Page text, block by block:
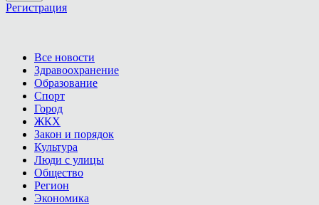
Регистрация
Все новости
Здравоохранение
Образование
Спорт
Город
ЖКХ
Закон и порядок
Культура
Люди с улицы
Общество
Регион
Экономика